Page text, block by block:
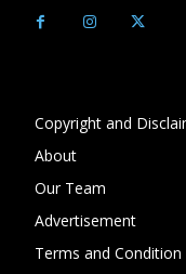
Copyright and
About
Our Team
Advertisement
Terms and Condition